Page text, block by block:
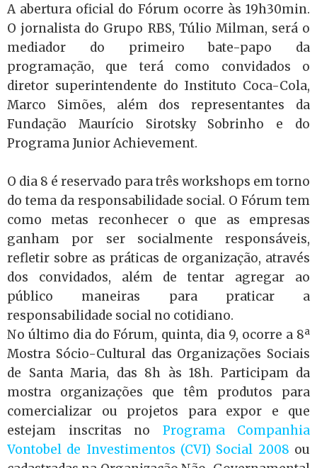
A abertura oficial do Fórum ocorre às 19h30min.
O jornalista do Grupo RBS, Túlio Milman, será o
mediador do primeiro bate-papo da
programação, que terá como convidados o
diretor superintendente do Instituto Coca-Cola,
Marco Simões, além dos representantes da
Fundação Maurício Sirotsky Sobrinho e do
Programa Junior Achievement.
O dia 8 é reservado para três workshops em torno
do tema da responsabilidade social. O Fórum tem
como metas reconhecer o que as empresas
ganham por ser socialmente responsáveis,
refletir sobre as práticas de organização, através
dos convidados, além de tentar agregar ao
público maneiras para praticar a
responsabilidade social no cotidiano.
No último dia do Fórum, quinta, dia 9, ocorre a 8ª
Mostra Sócio-Cultural das Organizações Sociais
de Santa Maria, das 8h às 18h. Participam da
mostra organizações que têm produtos para
comercializar ou projetos para expor e que
estejam inscritas no Programa Companhia
Vontobel de Investimentos (CVI) Social 2008 ou